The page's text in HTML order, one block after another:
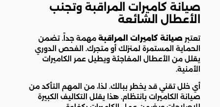
صيانة كاميرات المراقبة وتجنب
الأعطال الشائعة
تعتبر صيانة كاميرات المراقبة مهمة جداً. تضمن
الحماية المستمرة لمنزلك أو متجرك. الفحص الدوري
يقلل من الأعطال المفاجئة ويطيل عمر الكاميرات
الأمنية.
أي خلل تقني قد يخطر ببالك. لذا، من المهم التأكد من
صيانة الكاميرات بانتظام. هذا يقلل التكاليف الكبيرة